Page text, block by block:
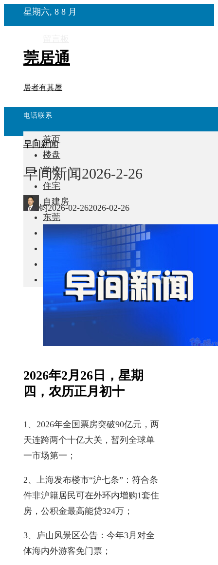
星期六, 8 8 月
莞居通
居者有其屋
电话联系
首页
楼盘
学校
住宅
自建房
东莞
城市更新
早间新闻
早间新闻2026-2-26
钧2026-02-262026-02-26
2026年2月26日，星期
四，农历正月初十
1、2026年全国票房突破90亿元，两
天连跨两个十亿大关，暂列全球单
一市场第一；
2、上海发布楼市“沪七条”：符合条
件非沪籍居民可在外环内增购1套住
房，公积金最高能贷324万；
3、庐山风景区公告：今年3月对全
体海内外游客免门票；